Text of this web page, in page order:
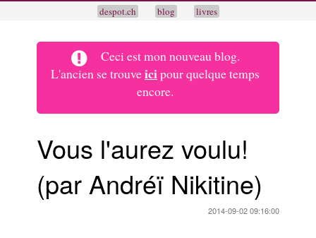
despot.ch blog livres
Ceci est mon nouveau blog.
L'ancien se trouveicipour quelque temps
encore.
Vous l'aurez voulu!
(par Andréï Nikitine)
2014-09-02 09:16:00